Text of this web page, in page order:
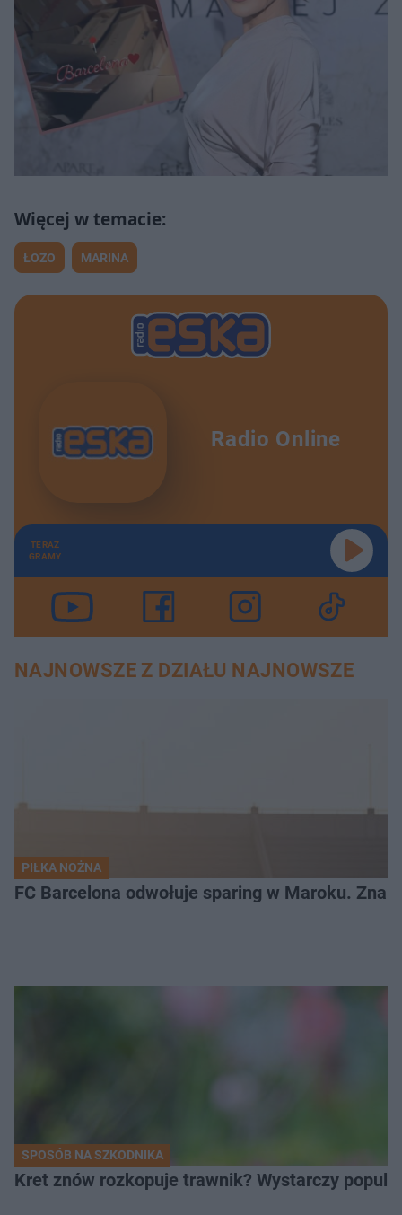
ŁOZO MARINA
Radio Online
TERAZ
GRAMY
NAJNOWSZE Z DZIAŁU NAJNOWSZE
PIŁKA NOŻNA
FC Barcelona odwołuje sparing w Maroku.
SPOSÓB NA SZKODNIKA
Kret znów rozkopuje trawnik? Wystarczy